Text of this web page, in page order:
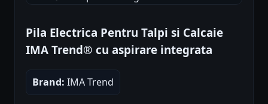
Pila Electrica Pentru Talpi si Calcaie
IMA Trend® cu aspirare integrata
Brand: IMA Trend